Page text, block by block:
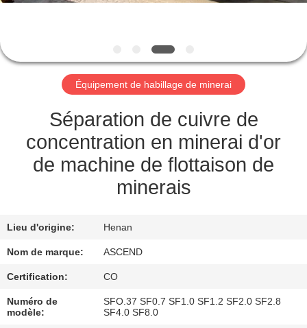
DE
QUALITÉ
CONTACTEZ-
NOUS
CITATION
PLAN
DU
SITE
Équipement de habillage de minerai
Séparation de cuivre de
concentration en minerai d'or
de machine de flottaison de
minerais
Lieu d'origine: Henan
Nom de marque: ASCEND
Certification: CO
Numéro de
modèle:
SFO.37 SF0.7 SF1.0 SF1.2 SF2.0 SF2.8
SF4.0 SF8.0